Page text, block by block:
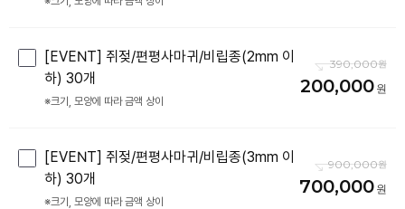
[EVENT] 쥐젖/편평사마귀/비립종(2mm 이
하) 30개
※크기, 모양에 따라 금액 상이
390,000
200,000
[EVENT] 쥐젖/편평사마귀/비립종(3mm 이
하) 30개
※크기, 모양에 따라 금액 상이
900,000
700,000